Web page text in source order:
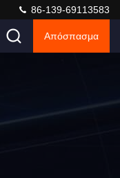
86-139-69113583
Απόσπασμα